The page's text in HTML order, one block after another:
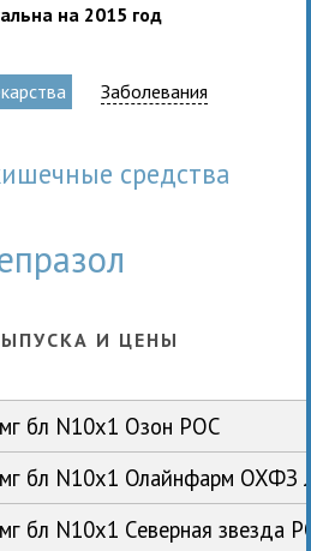
на 2015 год
Заболевания
средства
И ЦЕНЫ
бл N10x1 Озон РОС
бл N10x1 Олайнфарм ОХФЗ
бл N10x1 Северная звезда